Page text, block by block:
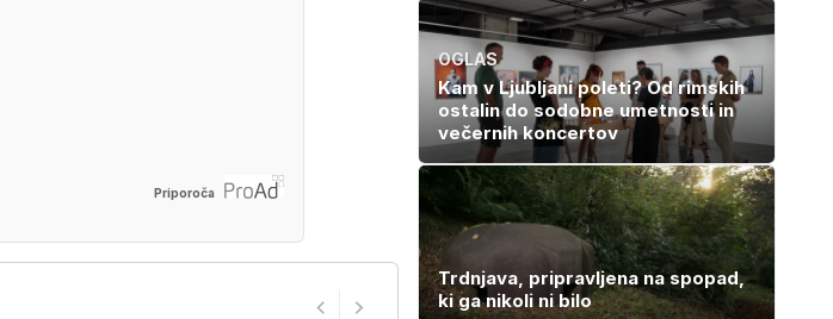
Priporoča
OGLAS
Kam v Ljubljani poleti? Od rimskih
ostalin do sodobne umetnosti in
večernih koncertov
Trdnjava, pripravljena na spopad,
ki ga nikoli ni bilo